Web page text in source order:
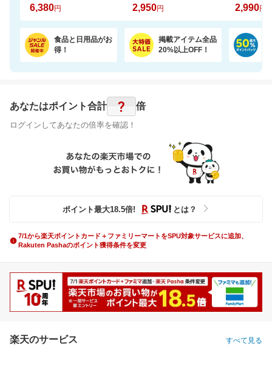
6,380円 2,950円 2,990円
食品と日用品がお
得！
掲載アイテム全品
20%以上OFF！
あなたはポイント合計 ? 倍
ログインしてあなたの倍率を確認！
ポイント最大18.5倍! とは？
7/1から楽天ポイントカード＋ファミリーマートをSPU対象サービスに追加、
Rakuten Pashaのポイント獲得条件を変更
楽天のサービス すべて見る